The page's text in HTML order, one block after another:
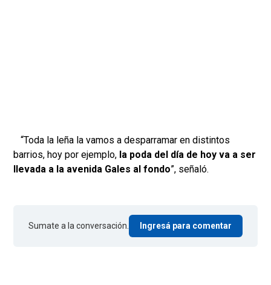
“Toda la leña la vamos a desparramar en distintos
barrios, hoy por ejemplo, la poda del día de hoy va a ser
llevada a la avenida Gales al fondo”, señaló.
Sumate a la conversación. Ingresá para comentar